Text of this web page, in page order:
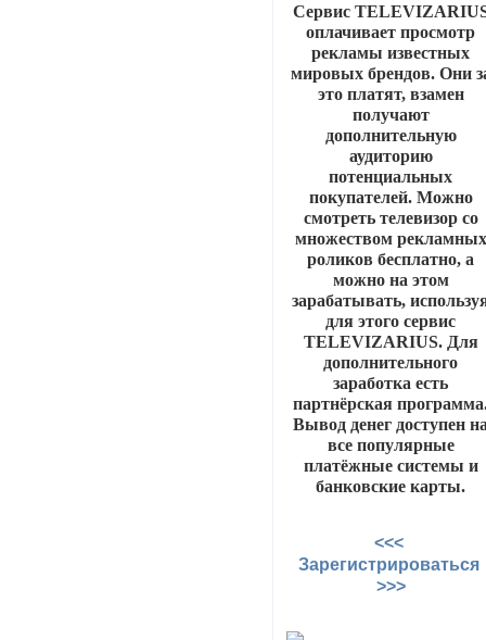
Сервис
оплачивает просмотр
рекламы известных
мировых брендов. Они
это платят, взамен
получают
дополнительную
аудиторию
потенциальных
покупателей. Можно
смотреть телевизор со
множеством рекламных
роликов бесплатно, а
можно на этом
зарабатывать,
для этого сервис
TELEVIZARIUS. Для
дополнительного
заработка есть
партнёрская
Вывод денег доступен
все популярные
платёжные системы и
банковские карты.
<<<
Зарегистрироваться
>>>